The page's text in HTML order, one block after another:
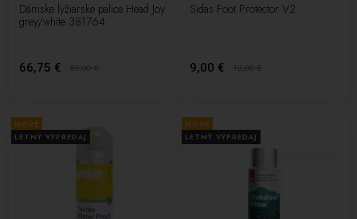
Dámske lyžiarske palice Head Joy
grey/white 381764
66,75 € 89,00€
Sidas Foot Protector V2
9,00 € 12,00€
NOVÉ
LETNÝ VÝPREDAJ
NOVÉ
LETNÝ VÝPREDAJ